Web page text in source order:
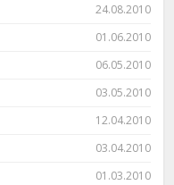
24.08.2010
01.06.2010
06.05.2010
03.05.2010
12.04.2010
03.04.2010
01.03.2010